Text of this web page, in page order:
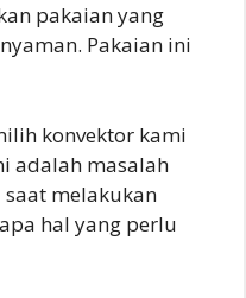
pakaian yang
Pakaian ini
konvektor kami
adalah masalah
melakukan
hal yang perlu